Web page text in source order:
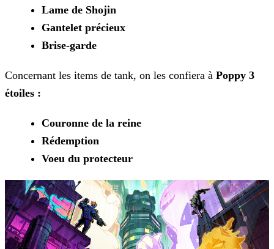
Lame de Shojin
Gantelet précieux
Brise-garde
Concernant les items de tank, on les confiera à Poppy 3
étoiles :
Couronne de la reine
Rédemption
Voeu du protecteur